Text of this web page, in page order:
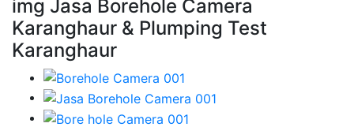
img Jasa Borehole Camera
Karanghaur & Plumping Test
Karanghaur